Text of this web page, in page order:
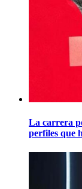
La carrera
perfiles que